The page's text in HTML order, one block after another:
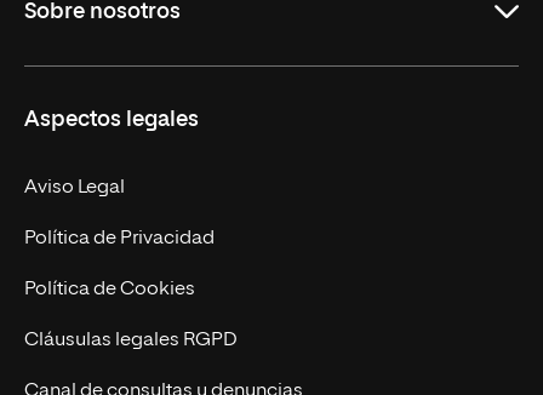
Másteres Oficiales
Doctorados
Experto Universitario
Postgrados
Cursos Universitarios
Sobre nosotros
Facultades
Nuestro Equipo
Trabaja en UNIR
Actualidad
UNIR Revista
Eventos
Aspectos legales
Aviso Legal
Política de Privacidad
Política de Cookies
Cláusulas legales RGPD